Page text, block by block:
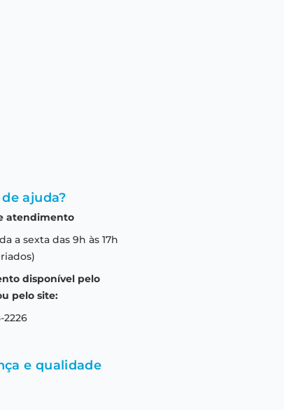
ajuda?
atendimento
a sexta das 9h às 17h
disponível pelo
pelo site:
2226
e qualidade